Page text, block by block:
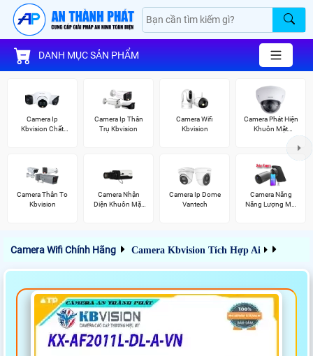
DANH MỤC SẢN PHẨM
Camera Ip
Kbvision Chất
Camera Ip Thân
Trụ Kbvision
Camera Wifi
Kbvision
Camera Phát Hiện
Khuôn Mặt
Camera Thân To
Kbvision
Camera Nhận
Diện Khuôn Mặt
Camera Ip Dome
Vantech
Camera Năng
Năng Lượng Mặt
Camera Wifi Chính Hãng Camera Kbvision Tích Hợp Ai